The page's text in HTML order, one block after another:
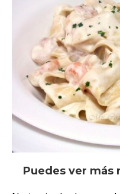
Puedes ver más